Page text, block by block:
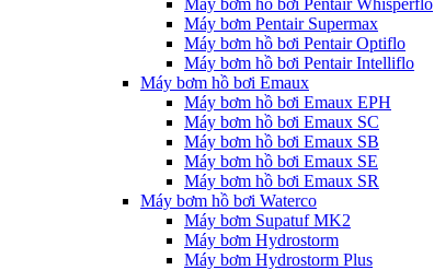
Máy bơm hồ bơi Pentair Whisperflo
Máy bơm Pentair Supermax
Máy bơm hồ bơi Pentair Optiflo
Máy bơm hồ bơi Pentair Intelliflo
Máy bơm hồ bơi Emaux
Máy bơm hồ bơi Emaux EPH
Máy bơm hồ bơi Emaux SC
Máy bơm hồ bơi Emaux SB
Máy bơm hồ bơi Emaux SE
Máy bơm hồ bơi Emaux SR
Máy bơm hồ bơi Waterco
Máy bơm Supatuf MK2
Máy bơm Hydrostorm
Máy bơm Hydrostorm Plus